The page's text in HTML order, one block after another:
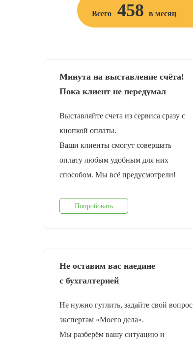
Всего 458 в месяц
Минута на выставление счёта!
Пока клиент не передумал
Выставляйте счета из сервиса сразу с
кнопкой оплаты.
Ваши клиенты смогут совершать
оплату любым удобным для них
способом. Мы всё предусмотрели!
Попробовать
Не оставим вас наедине
с бухгалтерией
Не нужно гуглить, задайте свой вопрос
экспертам «Моего дела».
Мы разберём вашу ситуацию и